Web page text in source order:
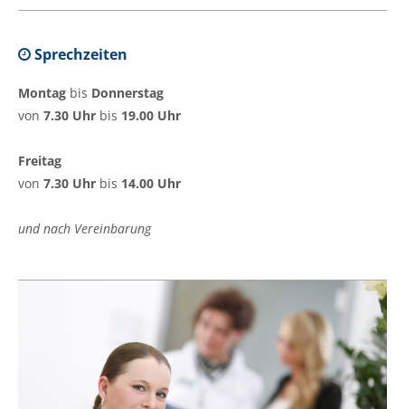
Sprechzeiten
Montag bis Donnerstag
von 7.30 Uhr bis 19.00 Uhr
Freitag
von 7.30 Uhr bis 14.00 Uhr
und nach Vereinbarung